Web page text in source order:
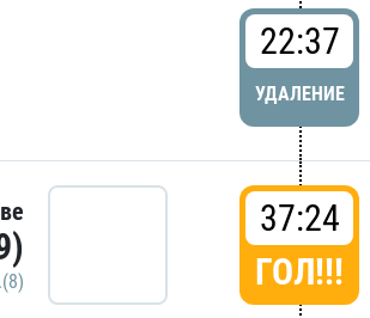
22:37
УДАЛЕНИЕ
37:24
ГОЛ!!!